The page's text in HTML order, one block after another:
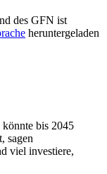
des GFN ist
heruntergeladen
bis 2045
sagen
viel investiere,